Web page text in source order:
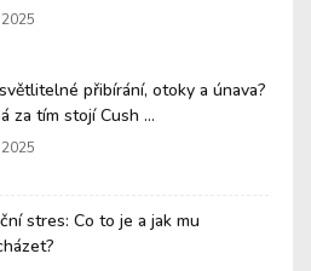
přibírání, otoky a únava?
za tím stojí Cush ...
stres: Co to je a jak mu